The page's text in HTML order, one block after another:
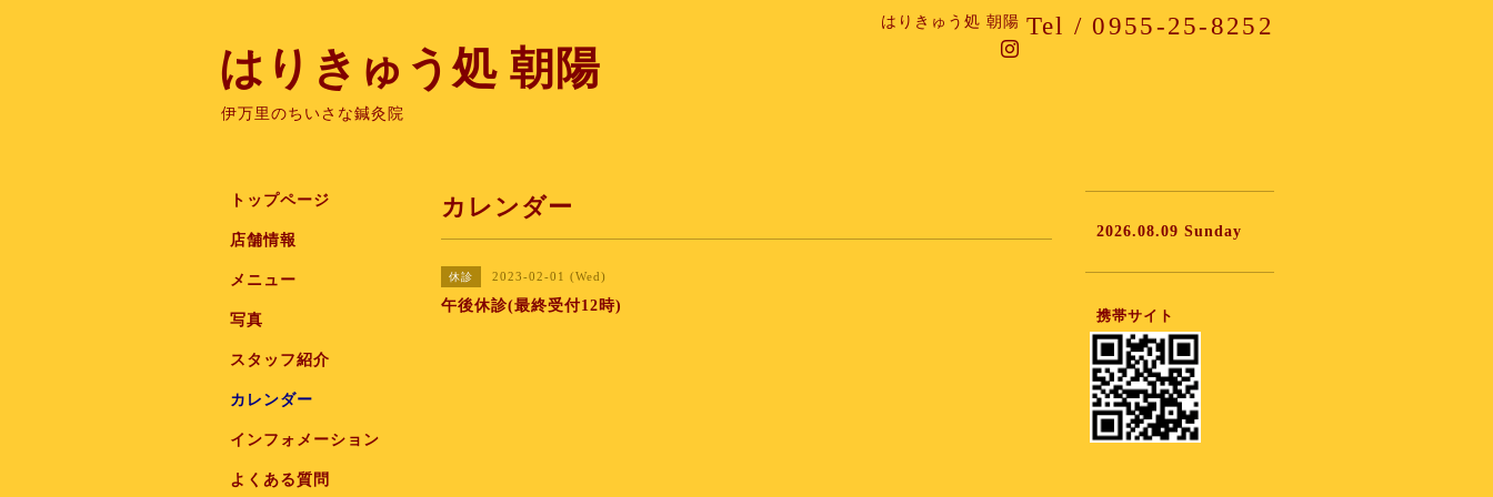
はりきゅう処 朝陽 Tel / 0955-25-8252
はりきゅう処 朝陽
伊万里のちいさな鍼灸院
カレンダー
休診 2023-02-01 (Wed)
午後休診(最終受付12時)
トップページ
店舗情報
メニュー
写真
スタッフ紹介
カレンダー
インフォメーション
よくある質問
2026.08.09 Sunday
携帯サイト